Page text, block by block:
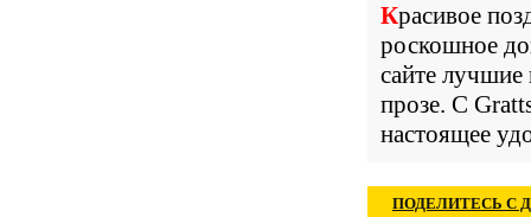
Красивое поздравление «с 55 лет» для женщины и мужчины – это
роскошное
сайте
прозе. С
настоящее
ПОДЕЛИТЕСЬ С